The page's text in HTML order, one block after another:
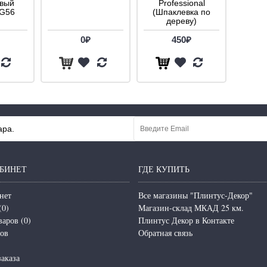
0₽
Professional
(Шпаклевка по
дереву)
450₽
0)
(0)
ГДЕ КУПИТЬ
Все магазины "Плинтус-Декор"
Магазин-склад МКАД 25 км.
Плинтус Декор в Контакте
Обратная связь